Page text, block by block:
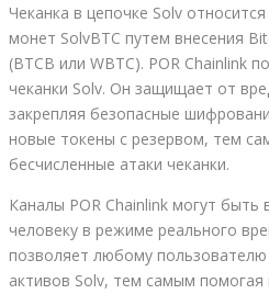
Чеканка в цепочке Solv
монет SolvBTC путем внесения
(BTCB или WBTC). POR Chainlink
чеканки Solv. Он защищает от
закрепляя безопасные
новые токены с резервом, тем
бесчисленные атаки чеканки.
Каналы POR Chainlink могут
человеку в режиме реального
позволяет любому
активов Solv, тем самым помогая